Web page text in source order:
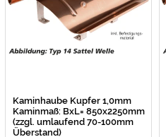
Kaminhaube Kupfer 1,0mm
Kaminmaß: BxL= 850x2250mm
(zzgl. umlaufend 70-100mm
Überstand)